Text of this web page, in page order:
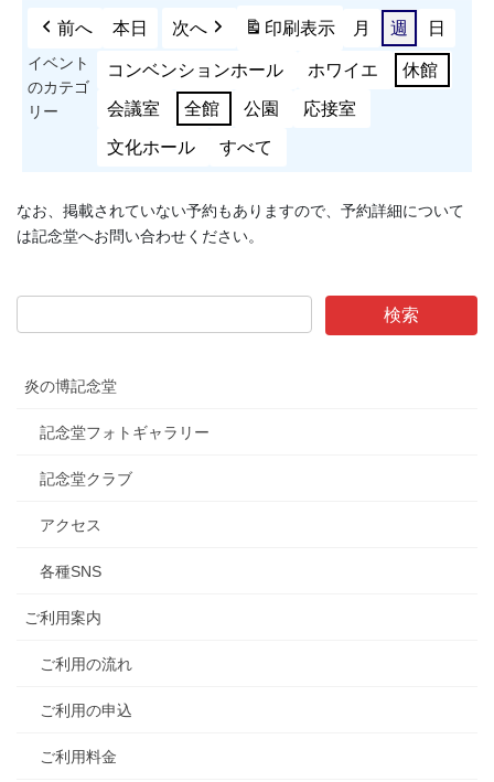
前へ 本日 次へ 印刷表示 月 週 日
イベント
のカテゴ
リー
コンベンションホール ホワイエ 休館
会議室 全館 公園 応接室
文化ホール すべて
なお、掲載されていない予約もありますので、予約詳細について
は記念堂へお問い合わせください。
炎の博記念堂
記念堂フォトギャラリー
記念堂クラブ
アクセス
各種SNS
ご利用案内
ご利用の流れ
ご利用の申込
ご利用料金